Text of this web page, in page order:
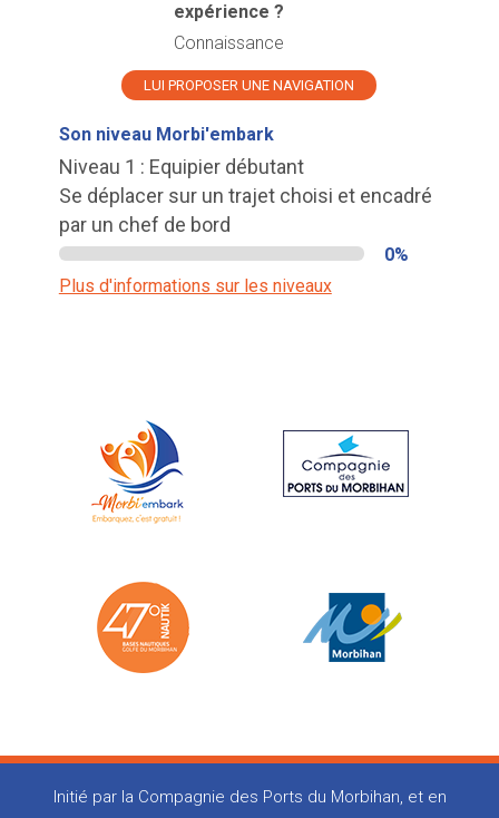
expérience ?
Connaissance
LUI PROPOSER UNE NAVIGATION
Son niveau Morbi'embark
Niveau 1 : Equipier débutant
Se déplacer sur un trajet choisi et encadré
par un chef de bord
0%
Plus d'informations sur les niveaux
Initié par la Compagnie des Ports du Morbihan, et en